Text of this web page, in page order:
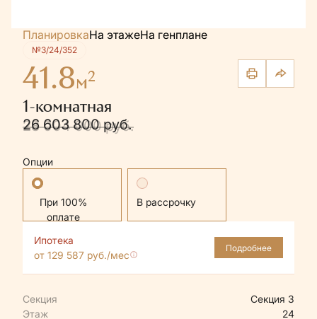
ПланировкаНа этажеНа генплане
№3/24/352
41.8м2
1-комнатная
28 004 000 руб.
26 603 800 руб.
Опции
Стандартная В рассрочку
Ипотека
от 129 587 руб./мес
Подробнее
Секция
Секция 3
Этаж
24